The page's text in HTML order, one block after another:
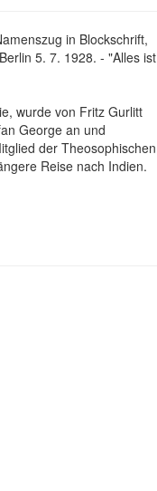
in Blockschrift,
5. 7. 1928. - "Alles ist
wurde von Fritz Gurlitt
George an und
der Theosophischen
Reise nach Indien.